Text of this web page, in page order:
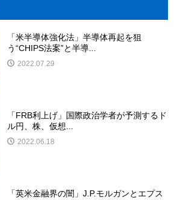
「米半導体強化法」半導体再起を狙
う“CHIPS法案”と半導...
2022.07.29
「FRB利上げ」国際政治学者が予測するド
ル円、株、仮想...
2022.06.18
「英米金融界の闇」J.P.モルガンとエプス